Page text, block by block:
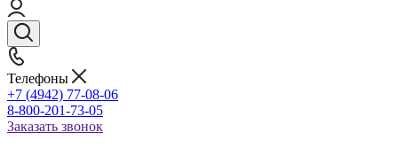
Телефоны
+7 (4942) 77-08-06
8-800-201-73-05
Заказать звонок